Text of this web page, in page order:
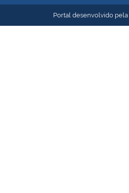
Portal desenvolvido pela